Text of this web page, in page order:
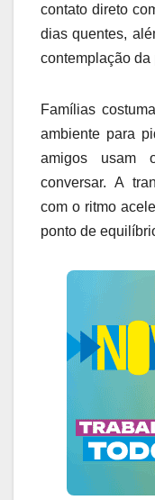
contato direto
dias quentes,
contemplação da
Famílias
ambiente para
amigos usam
conversar. A
com o ritmo
ponto de